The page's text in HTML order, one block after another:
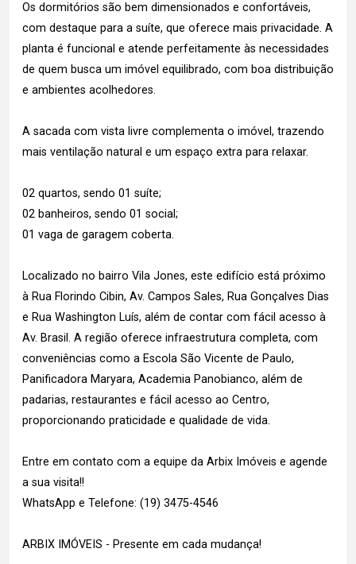
Os dormitórios são bem dimensionados e confortáveis,
com destaque para a suíte, que oferece mais privacidade. A
planta é funcional e atende perfeitamente às necessidades
de quem busca um imóvel equilibrado, com boa distribuição
e ambientes acolhedores.
A sacada com vista livre complementa o imóvel, trazendo
mais ventilação natural e um espaço extra para relaxar.
02 quartos, sendo 01 suíte;
02 banheiros, sendo 01 social;
01 vaga de garagem coberta.
Localizado no bairro Vila Jones, este edifício está próximo
à Rua Florindo Cibin, Av. Campos Sales, Rua Gonçalves Dias
e Rua Washington Luís, além de contar com fácil acesso à
Av. Brasil. A região oferece infraestrutura completa, com
conveniências como a Escola São Vicente de Paulo,
Panificadora Maryara, Academia Panobianco, além de
padarias, restaurantes e fácil acesso ao Centro,
proporcionando praticidade e qualidade de vida.
Entre em contato com a equipe da Arbix Imóveis e agende
a sua visita!!
WhatsApp e Telefone: (19) 3475-4546
ARBIX IMÓVEIS - Presente em cada mudança!